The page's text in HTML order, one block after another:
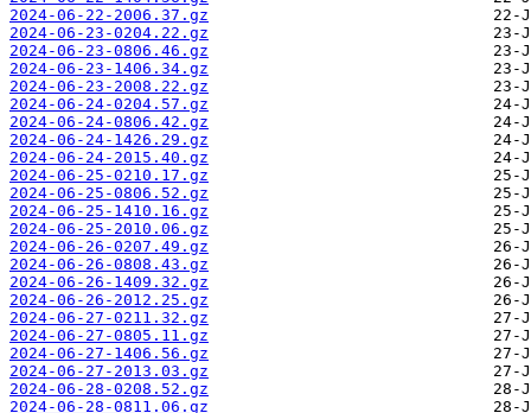
2024-06-22-2006.37.gz
2024-06-23-0204.22.gz
2024-06-23-0806.46.gz
2024-06-23-1406.34.gz
2024-06-23-2008.22.gz
2024-06-24-0204.57.gz
2024-06-24-0806.42.gz
2024-06-24-1426.29.gz
2024-06-24-2015.40.gz
2024-06-25-0210.17.gz
2024-06-25-0806.52.gz
2024-06-25-1410.16.gz
2024-06-25-2010.06.gz
2024-06-26-0207.49.gz
2024-06-26-0808.43.gz
2024-06-26-1409.32.gz
2024-06-26-2012.25.gz
2024-06-27-0211.32.gz
2024-06-27-0805.11.gz
2024-06-27-1406.56.gz
2024-06-27-2013.03.gz
2024-06-28-0208.52.gz
2024-06-28-0811.06.gz